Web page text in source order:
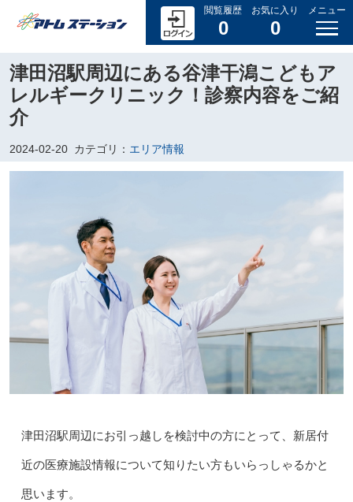
閲覧履歴
0
お気に入り
0
メニュー
津田沼駅周辺にある谷津干潟こどもア
レルギークリニック！診察内容をご紹
介
2024-02-20 カテゴリ： エリア情報
津田沼駅周辺にお引っ越しを検討中の方にとって、新居付
近の医療施設情報について知りたい方もいらっしゃるかと
思います。